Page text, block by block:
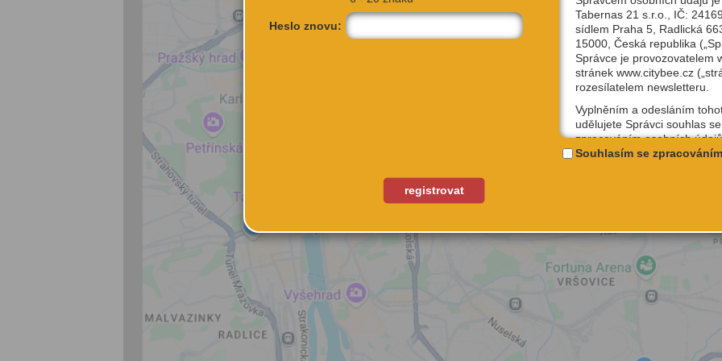
Heslo znovu:
registrovat
Tabernas 21 s.r.o., IČ:
sídlem Praha 5, Radlická
15000, Česká republika
Správce je provozovatelem
stránek www.citybee.cz
rozesílatelem newsletteru.
Vyplněním a odesláním
udělujete Správci souhlas se
zpracováním osobních
uživatelské jméno, email, IP
na webu www.citybee.cz.
Registrace uživatelského
Zaškrtnutím políčka „Chci se
své firmě“ udělujete souhlas
zpracováním osobních
vytvoření Vašeho
Souhlasím se